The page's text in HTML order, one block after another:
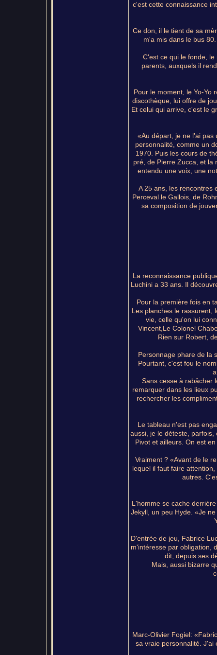
c'est cette connaissance
Ce don, il le tient de sa
m'a mis dans le bus
C'est ce qui le fonde,
parents, auxquels il
Pour le moment, le Yo-Yo
discothèque, lui offre de
Et celui qui arrive, c'est le
«Au départ, je ne l'ai pas
personnalité, comme un
1970. Puis les cours de
pré, de Pierre Zucca, et la
entendu une voix, une
A 25 ans, les rencontres
Perceval le Gallois, de
sa composition de
La reconnaissance
Luchini a 33 ans. Il
Pour la première fois en
Les planches le rassurent,
vie, celle qu'on lui
Vincent,Le Colonel
Rien sur Robert,
Personnage phare de la
Pourtant, c'est fou le
Sans cesse à rabâcher
remarquer dans les lieux
rechercher les
Le tableau n'est pas
aussi, je le déteste,
Pivot et ailleurs. On est
Vraiment ? «Avant de le
lequel il faut faire
autres.
L'homme se cache
Jekyll, un peu Hyde. «Je
D'entrée de jeu, Fabrice
m'intéresse par obligation,
dit, depuis ses
Mais, aussi bizarre
Marc-Olivier Fogiel:
sa vraie personnalité. J'ai